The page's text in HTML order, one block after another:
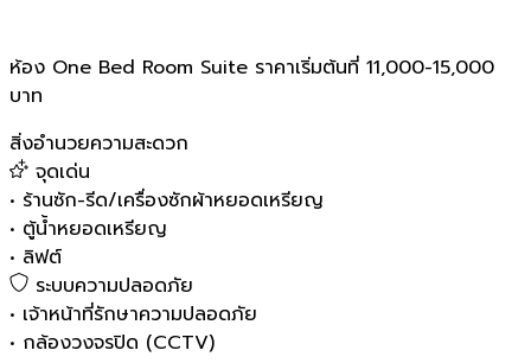
ห้อง One Bed Room Suite ราคาเริ่มต้นที่ 11,000-15,000
บาท
สิ่งอำนวยความสะดวก
จุดเด่น
• ร้านซัก-รีด/เครื่องซักผ้าหยอดเหรียญ
• ตู้น้ำหยอดเหรียญ
• ลิฟต์
ระบบความปลอดภัย
• เจ้าหน้าที่รักษาความปลอดภัย
• กล้องวงจรปิด (CCTV)